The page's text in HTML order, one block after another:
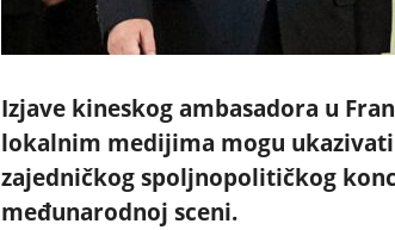
Izjave kineskog ambasadora u
lokalnim medijima mogu
zajedničkog spoljnopolitičkog
međunarodnoj sceni.